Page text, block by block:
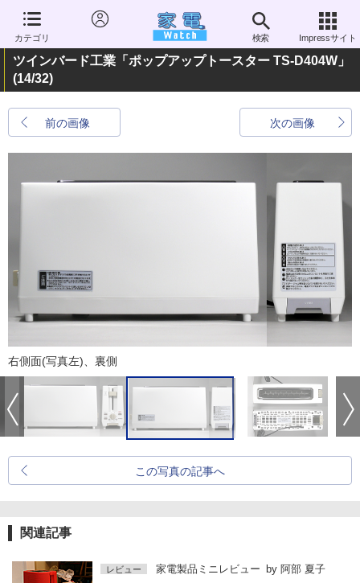
カテゴリ 検索 Impressサイト
ツインバード工業「ポップアップトースター TS-D404W」
(14/32)
前の画像 次の画像
右側面(写真左)、裏側
この写真の記事へ
関連記事
レビュー 家電製品ミニレビュー by 阿部 夏子